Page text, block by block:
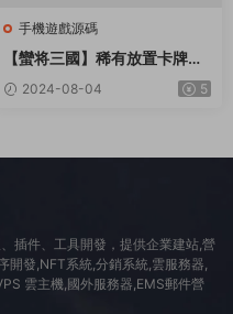
手機遊戲源碼
【蠻将三國】稀有放置卡牌手
遊版本+VM單機一鍵端+Linu
x學習手工端+安卓+GM充值
2024-08-04 5
插件、工具開發，提供企業建站,營
開發,NFT系統,分銷系統,雲服務器,
雲主機,國外服務器,EMS郵件營